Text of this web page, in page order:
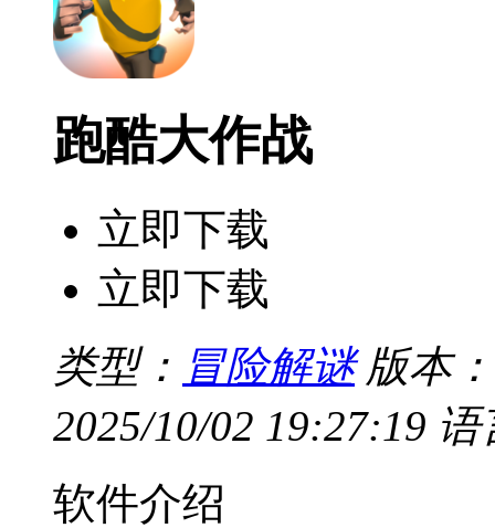
跑酷大作战
立即下载
立即下载
类型： 冒险解谜 版本：
2025/10/02 19:27:19 语
软件介绍